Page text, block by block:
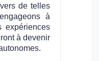
de telles
à
expériences
à devenir